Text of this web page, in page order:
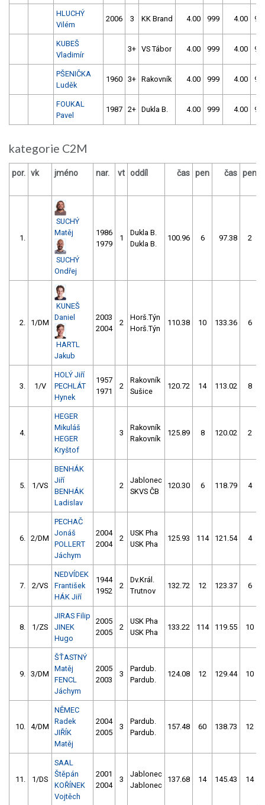
HLUCHÝ
Vilém
2006 3 KK Brand 4.00 999 4.00
KUBEŠ
Vladimír
3+ VS Tábor 4.00 999 4.00
PŠENIČKA
Luděk
1960 3+ Rakovník 4.00 999 4.00
FOUKAL
Pavel
1987 2+ Dukla B. 4.00 999 4.00
kategorie C2M
por. vk jméno nar. vt oddíl čas pen čas pen
1.
SUCHÝ
Matěj
SUCHÝ
Ondřej
1986
1979
1
Dukla B.
Dukla B.
100.96 6 97.38 2
2. 1/DM
KUNEŠ
Daniel
HARTL
Jakub
2003
2004
2
Horš.Týn
Horš.Týn
110.38 10 133.36 6
3. 1/V
HOLÝ Jiří
PECHLÁT
Hynek
1957
1971
2
Rakovník
Sušice
120.72 14 113.02 8
4.
HEGER
Mikuláš
HEGER
Kryštof
3
Rakovník
Rakovník
125.89 8 120.02 2
5. 1/VS
BENHÁK
Jiří
BENHÁK
Ladislav
2
Jablonec
SKVS ČB
120.30 6 118.79 4
6. 2/DM
PECHAČ
Jonáš
POLLERT
Jáchym
2004
2004
2
USK Pha
USK Pha
125.93 114 121.54 4
7. 2/VS
NEDVÍDEK
František
HÁK Jiří
1944
1952
2
Dv.Král.
Trutnov
132.72 12 123.37 6
8. 1/ZS
JIRAS Filip
JINEK
Hugo
2005
2005
2
USK Pha
USK Pha
133.22 114 119.55 10
9. 3/DM
ŠŤASTNÝ
Matěj
FENCL
Jáchym
2005
2003
3
Pardub.
Pardub.
124.08 12 129.44 10
10. 4/DM
NĚMEC
Radek
JIŘÍK
Matěj
2004
2005
3
Pardub.
Pardub.
157.48 60 138.73 12
11. 1/DS
SAAL
Štěpán
KOŘÍNEK
Vojtěch
2001
2004
3
Jablonec
Jablonec
137.68 14 145.43 14